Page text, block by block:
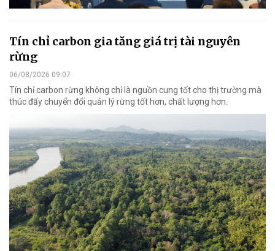
Tín chỉ carbon gia tăng giá trị tài nguyên
rừng
06/08/2026 09:07
Tín chỉ carbon rừng không chỉ là nguồn cung tốt cho thị trường mà
thúc đẩy chuyển đổi quản lý rừng tốt hơn, chất lượng hơn.